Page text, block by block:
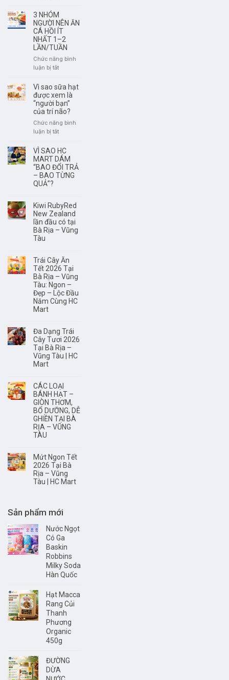
có
nguồn
gốc
rõ
ràng?
Vang
Không
Phải
Để
Càng
Lâu
Điều
Quan
trọng
Thưởng
Thức
Thời
Điểm
3 NHÓM
NGƯỜI NÊN ĂN
CÁ HỒI ÍT
NHẤT 1–2
LẦN/TUẦN
Chức năng bình
luận bị tắtở
NHÓM
NGƯỜI
NÊN
ĂN
CÁ
1–
2
LẦN/TUẦN
Vì sao sữa hạt
được xem là
“người bạn”
của trí não?
Chức năng bình
luận bị tắtở
sao
sữa
hạt
được
bạn”
của
trí
VÌ SAO HC
MART DÁM
“BAO ĐỔI TRẢ
– BAO TỪNG
QUẢ”?
Kiwi RubyRed
New Zealand
lần đầu có tại
Bà Rịa – Vũng
Tàu
Trái Cây Ăn
Tết 2026 Tại
Bà Rịa – Vũng
Tàu: Ngon –
Đẹp – Lộc Đầu
Năm Cùng HC
Mart
Đa Dạng Trái
Cây Tươi 2026
Tại Bà Rịa –
Vũng Tàu | HC
Mart
CÁC LOẠI
BÁNH HẠT –
GIÒN THƠM,
BỔ DƯỠNG, DỄ
GHIỀN TẠI BÀ
RỊA – VŨNG
TÀU
Mứt Ngon Tết
2026 Tại Bà
Rịa – Vũng
Tàu | HC Mart
Sản phẩm mới
Nước Ngọt
Có Ga
Baskin
Robbins
Milky Soda
Hàn Quốc
Hạt Macca
Rang Củi
Thanh
Phương
Organic
450g
ĐƯỜNG
DỪA